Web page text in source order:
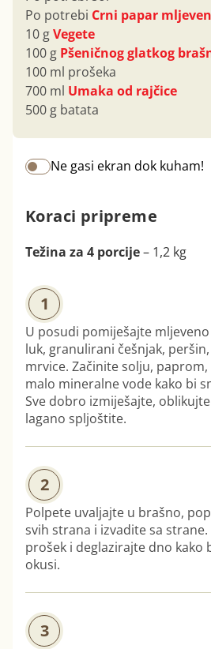
Po potrebi Crni papar
10 gVegete
100 g Pšeničnog glatkog
100 ml prošeka
700 ml Umaka od rajčice
500 g batata
Ne gasi ekran dok kuham!
Koraci pripreme
Težina za 4 porcije– 1,2 kg
1
U posudi pomiješajte
luk, granulirani češnjak,
mrvice. Začinite solju,
malo mineralne vode kako bi
Sve dobro izmiješajte,
lagano spljoštite.
2
Polpete uvaljajte u brašno,
svih strana i izvadite sa
prošek i deglazirajte dno kako
okusi.
3